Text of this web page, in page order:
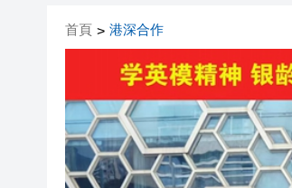
颱風「白海豚
祖父母節逾
伊朗最高領袖
首頁 > 港深合作